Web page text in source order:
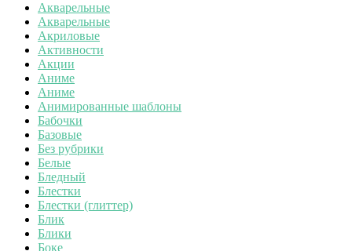
Акварельные
Акварельные
Акриловые
Активности
Акции
Аниме
Аниме
Анимированные шаблоны
Бабочки
Базовые
Без рубрики
Белые
Бледный
Блестки
Блестки (глиттер)
Блик
Блики
Боке